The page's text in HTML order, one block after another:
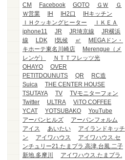
CM
Facebook GOTO ＧＷ
Ｇ
Ｗ営業
IH IH2口
IHキッチン
ＩＨクッキングヒーター
ＩＫＥＡ
iphone11
JR JR埼京線
JR横浜
線
LDK l気候 ㎡
MEGAドン・
キホーテ東名川崎店
Merengue（メ
レンゲ）
ＮＴＴフレッツ光
OHAYO
OVER
PETITDOUNUTS
QR
RC造
Suica
THE CENTER HOUSE
TSUTAYA
TV
TVモニターフォン
Twitter
ULTRA
ViTO COFFEE
YCAT
YOTSUBAKO
YouTube
アーバンヒルズ
アーバンフォルム
アイス
あいたい
アイランドキッチ
ン
アイワハウス
アイワハウス.セ
ンチュリー21.たまプラ.高津.台風.二子
新地.多摩川
アイワハウス.たまプラ.